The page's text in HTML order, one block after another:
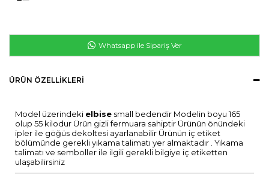
Whatsapp ile Sipariş Ver
ÜRÜN ÖZELLIKLERI
Model üzerindeki elbise small bedendir Modelin boyu 165
olup 55 kilodur Ürün gizli fermuara sahiptir Ürünün önündeki
ipler ile göğüs dekoltesi ayarlanabilir Ürünün iç etiket
bölümünde gerekli yıkama talimatı yer almaktadır . Yıkama
talimatı ve semboller ile ilgili gerekli bilgiye iç etiketten
ulaşabilirsiniz